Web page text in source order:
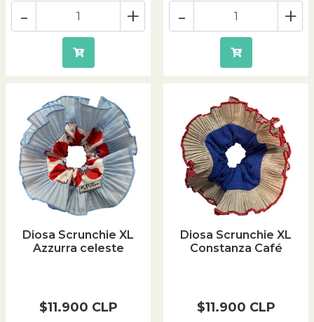
+
- +
-
Diosa Scrunchie XL
Azzurra celeste
$11.900 CLP
Diosa Scrunchie XL
Constanza Café
$11.900 CLP